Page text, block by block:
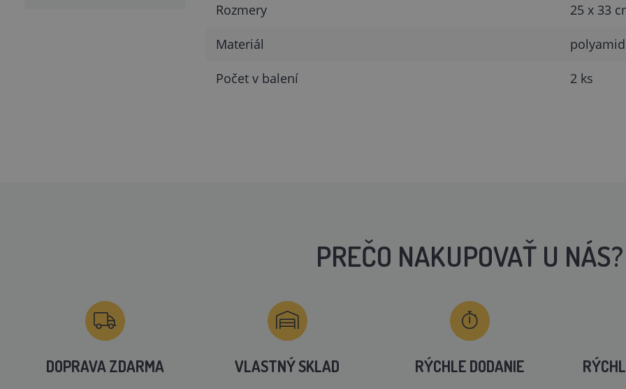
Rozmery 25 x 33
Materiál polyamid
Počet v balení 2 ks
PREČO NAKUPOVAŤ U NÁS?
DOPRAVA ZDARMA VLASTNÝ SKLAD RÝCHLE DODANIE